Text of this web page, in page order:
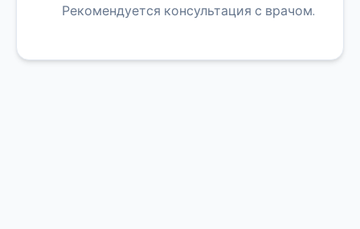
Рекомендуется консультация с врачом.